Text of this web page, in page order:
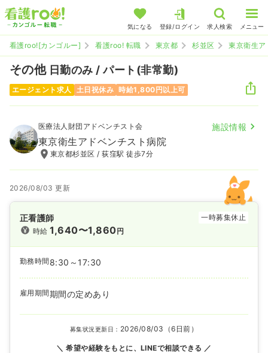
気になる 登録/ログイン 求人検索 メニュー
看護roo![カンゴルー] 看護roo! 転職 東京都 杉並区 東京衛生
その他日勤のみ / パート(非常勤)
エージェント求人 土日祝休み 時給1,800円以上可
医療法人財団アドベンチスト会 施設情報
東京衛生アドベンチスト病院
東京都杉並区 / 荻窪駅 徒歩7分
2026/08/03 更新
正看護師
一時募集休止
時給1,640〜1,860円
勤務時間 8:30～17:30
雇用期間期間の定めあり
募集状況更新日： 2026/08/03（6日前）
希望や経験をもとに、LINEで相談できる